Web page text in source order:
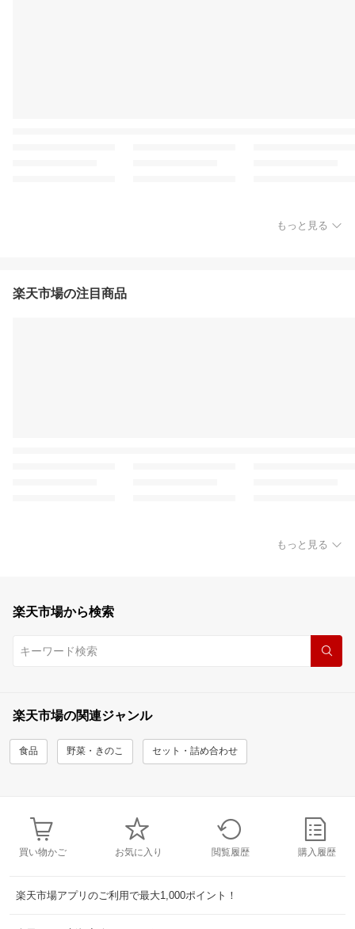
もっと見る
楽天市場の注目商品
もっと見る
楽天市場から検索
楽天市場の関連ジャンル
食品 野菜・きのこ セット・詰め合わせ
買い物かご お気に入り 閲覧履歴 購入履歴
楽天市場アプリのご利用で最大1,000ポイント！